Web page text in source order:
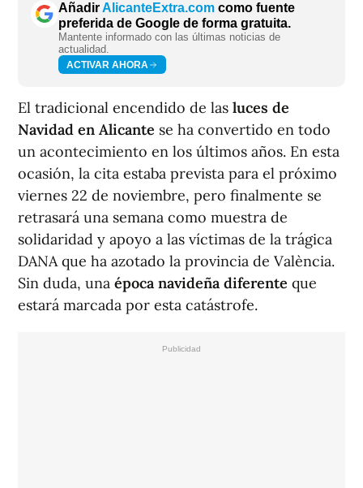
AñadirAlicanteExtra.com como fuente
preferida de Google de forma gratuita.
Mantente informado con las últimas noticias de
actualidad.
ACTIVAR AHORA
El tradicional encendido de las luces de
Navidad en Alicante se ha convertido en todo
un acontecimiento en los últimos años. En esta
ocasión, la cita estaba prevista para el próximo
viernes 22 de noviembre, pero finalmente se
retrasará una semana como muestra de
solidaridad y apoyo a las víctimas de la trágica
DANA que ha azotado la provincia de València.
Sin duda, una época navideña diferente que
estará marcada por esta catástrofe.